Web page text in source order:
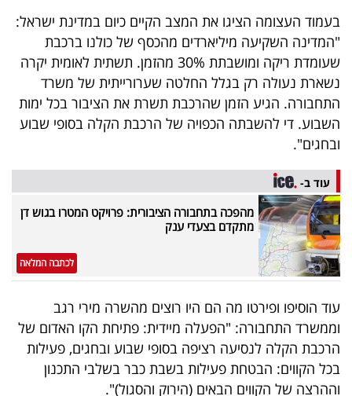
40
UNDER
40
שיתופי
פעולה
דרושים
ניוזלטרים
מייל
אדום
בעמוד העצומה הציגו את המצב הקיים כיום במדינת ישראל:
"המדינה השקיעה מיליארדים מהכסף של כולנו ברכבת
שעומדת ריקה ומושבתת 30% מהזמן. תשתית לאומית יקרה
נשארת נעולה רק בגלל החלטה שערורייתית של משרד
התחבורה. הגיע הזמן שהרכבת תשרת את הציבור בכל ימות
השבוע. די להשבתה הכפויה של הרכבת הקלה בסופי שבוע
ובחגים".
עוד ב-
מהפכה בתחבורה הציבורית: פרויקט המטרו בגוש דן
מתקדם בצעדי ענק
לכתבה המלאה
עוד הוסיפו ופירטו מה הם היו רוצים מהשרה מירי רגב
וממשרד התחבורה: "הפעלה מיידית: פתיחת הקו האדום של
הרכבת הקלה לנסיעה רציפה בסופי שבוע ובחגים, פעילות
בכל הקווים: הבטחת פעילות בשבת כבר בשלבי התכנון
וההרצה של הקווים הבאים (הירוק והסגול)".